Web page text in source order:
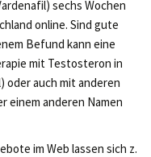
sechs Wochen
online. Sind gute
Befund kann eine
mit Testosteron in
oder auch mit anderen
einem anderen Namen
im Web lassen sich z.